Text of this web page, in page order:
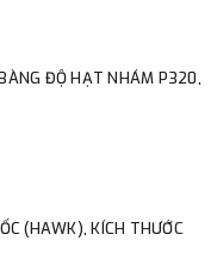
ĐỘ HẠT NHÁM P320,
(HAWK), KÍCH THƯỚC